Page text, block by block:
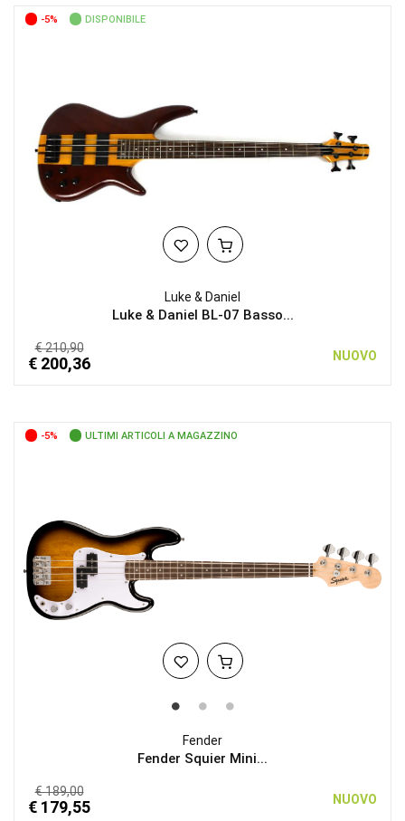
-5% DISPONIBILE
Luke & Daniel
Luke & Daniel BL-07 Basso...
€ 210,90
€ 200,36 NUOVO
-5% ULTIMI ARTICOLI A MAGAZZINO
Fender
Fender Squier Mini...
€ 189,00
€ 179,55 NUOVO